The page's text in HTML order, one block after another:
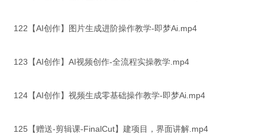
122【AI创作】图片生成进阶操作教学-即梦Ai.mp4
123【AI创作】AI视频创作-全流程实操教学.mp4
124【AI创作】视频生成零基础操作教学-即梦Ai.mp4
125【赠送-剪辑课-FinalCut】建项目，界面讲解.mp4